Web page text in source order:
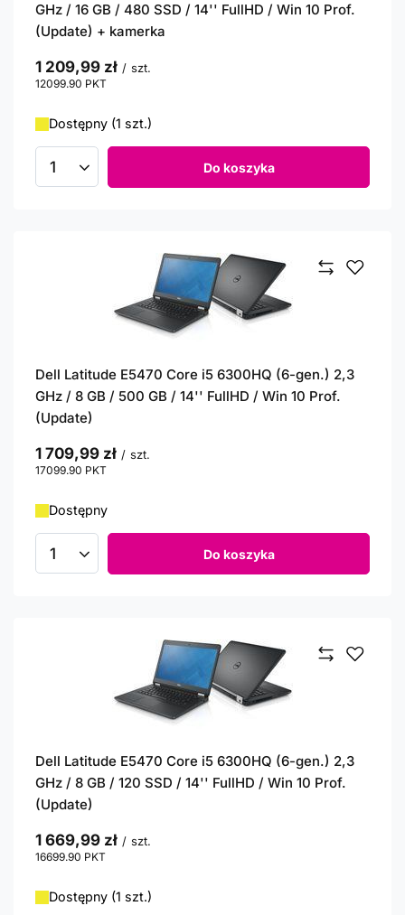
GHz / 16 GB / 480 SSD / 14'' FullHD / Win 10 Prof.
(Update) + kamerka
1 209,99 zł / szt.
12099.90 PKT
Dostępny (1 szt.)
Ilość produktów Do koszyka
Dell Latitude E5470 Core i5 6300HQ (6-gen.) 2,3
GHz / 8 GB / 500 GB / 14'' FullHD / Win 10 Prof.
(Update)
1 709,99 zł / szt.
17099.90 PKT
Dostępny
Ilość produktów Do koszyka
Dell Latitude E5470 Core i5 6300HQ (6-gen.) 2,3
GHz / 8 GB / 120 SSD / 14'' FullHD / Win 10 Prof.
(Update)
1 669,99 zł / szt.
16699.90 PKT
Dostępny (1 szt.)